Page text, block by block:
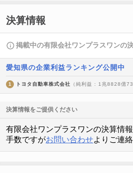
決算情報
掲載中の有限会社ワンプラスワンの
愛知県の企業利益ランキング公開中
1 トヨタ自動車株式会社 （純利益 : 1兆8828億
決算情報をご提供ください
有限会社ワンプラスワンの決算情
手数ですがお問い合わせよりご連